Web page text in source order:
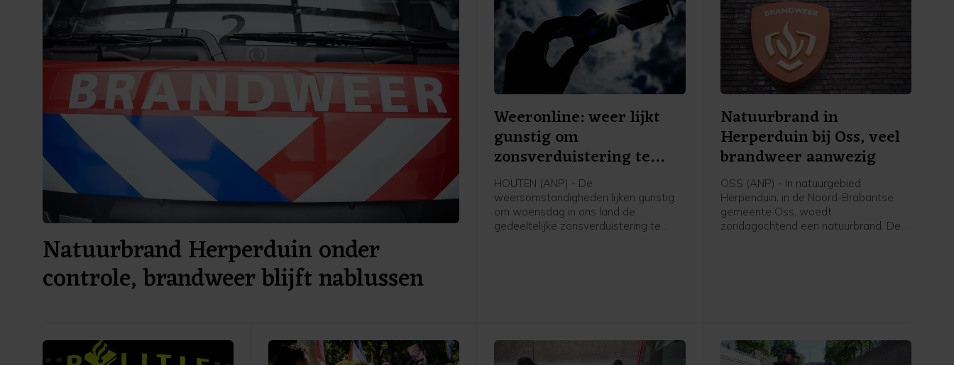
Natuurbrand Herperduin onder
controle, brandweer blijft nablussen
Weeronline: weer lijkt
gunstig om
zonsverduistering te
zien
HOUTEN (ANP) - De
weersomstandigheden lijken gunstig
om woensdag in ons land de
gedeeltelijke zonsverduistering te
Natuurbrand in
Herperduin bij Oss, veel
brandweer aanwezig
OSS (ANP) - In natuurgebied
Herpenduin, in de Noord-Brabantse
gemeente Oss, woedt
zondagochtend een natuurbrand. De